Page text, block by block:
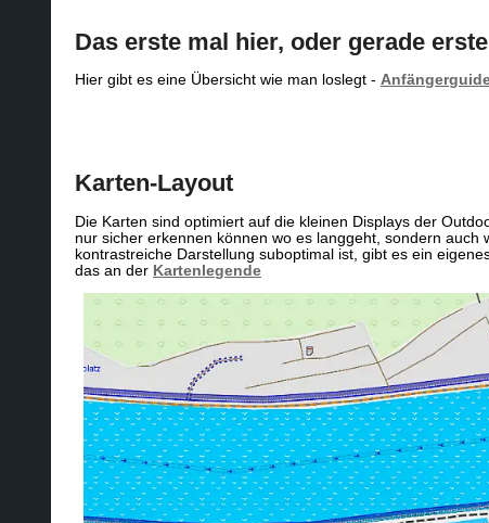
Das erste mal hier, oder gerade
Hier gibt es eine Übersicht wie man loslegt -
Karten-Layout
Die Karten sind optimiert auf die kleinen Displays der
nur sicher erkennen können wo es langgeht, sondern
kontrastreiche Darstellung suboptimal ist, gibt es ein
das an der Kartenlegende